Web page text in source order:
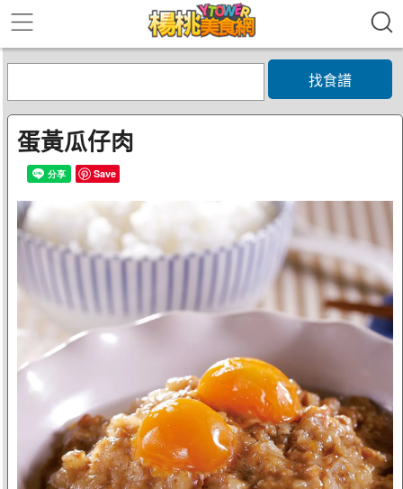
找食譜
蛋黃瓜仔肉
Save